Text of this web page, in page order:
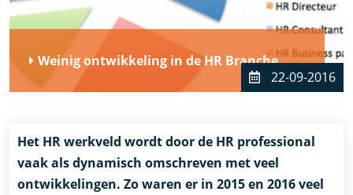
Weinig ontwikkeling in de HR Branche
22-09-2016
Het HR werkveld wordt door de HR professional
vaak als dynamisch omschreven met veel
ontwikkelingen. Zo waren er in 2015 en 2016 veel